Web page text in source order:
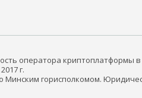
оператора криптоплатформы
г.
Минским горисполкомом.